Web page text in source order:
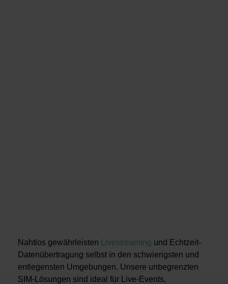
Nahtlos gewährleisten Livestreaming und Echtzeit-
Datenübertragung selbst in den schwierigsten und
entlegensten Umgebungen. Unsere unbegrenzten
SIM-Lösungen sind ideal für Live-Events,